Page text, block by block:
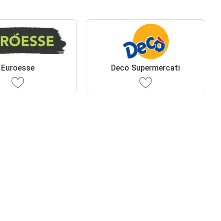
Euroesse Deco Supermercati